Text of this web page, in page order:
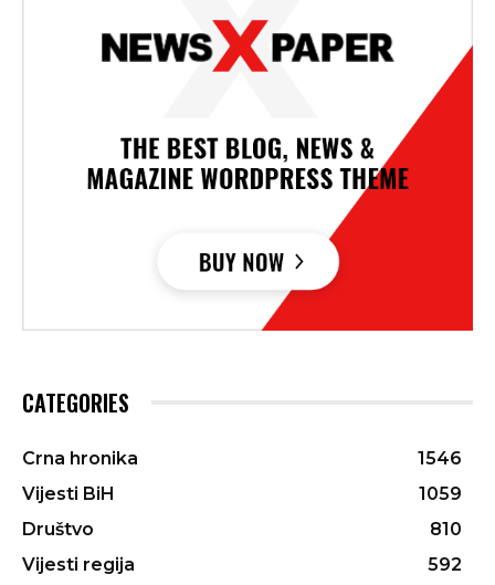
CATEGORIES
Crna hronika
1546
Vijesti BiH
1059
Društvo
810
Vijesti regija
592